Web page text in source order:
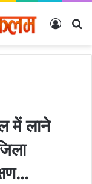
Log In
में लाने